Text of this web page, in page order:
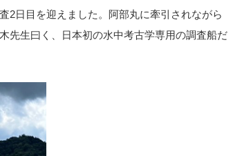
日目を迎えました。阿部丸に牽引されながら
先生曰く、日本初の水中考古学専用の調査船だ